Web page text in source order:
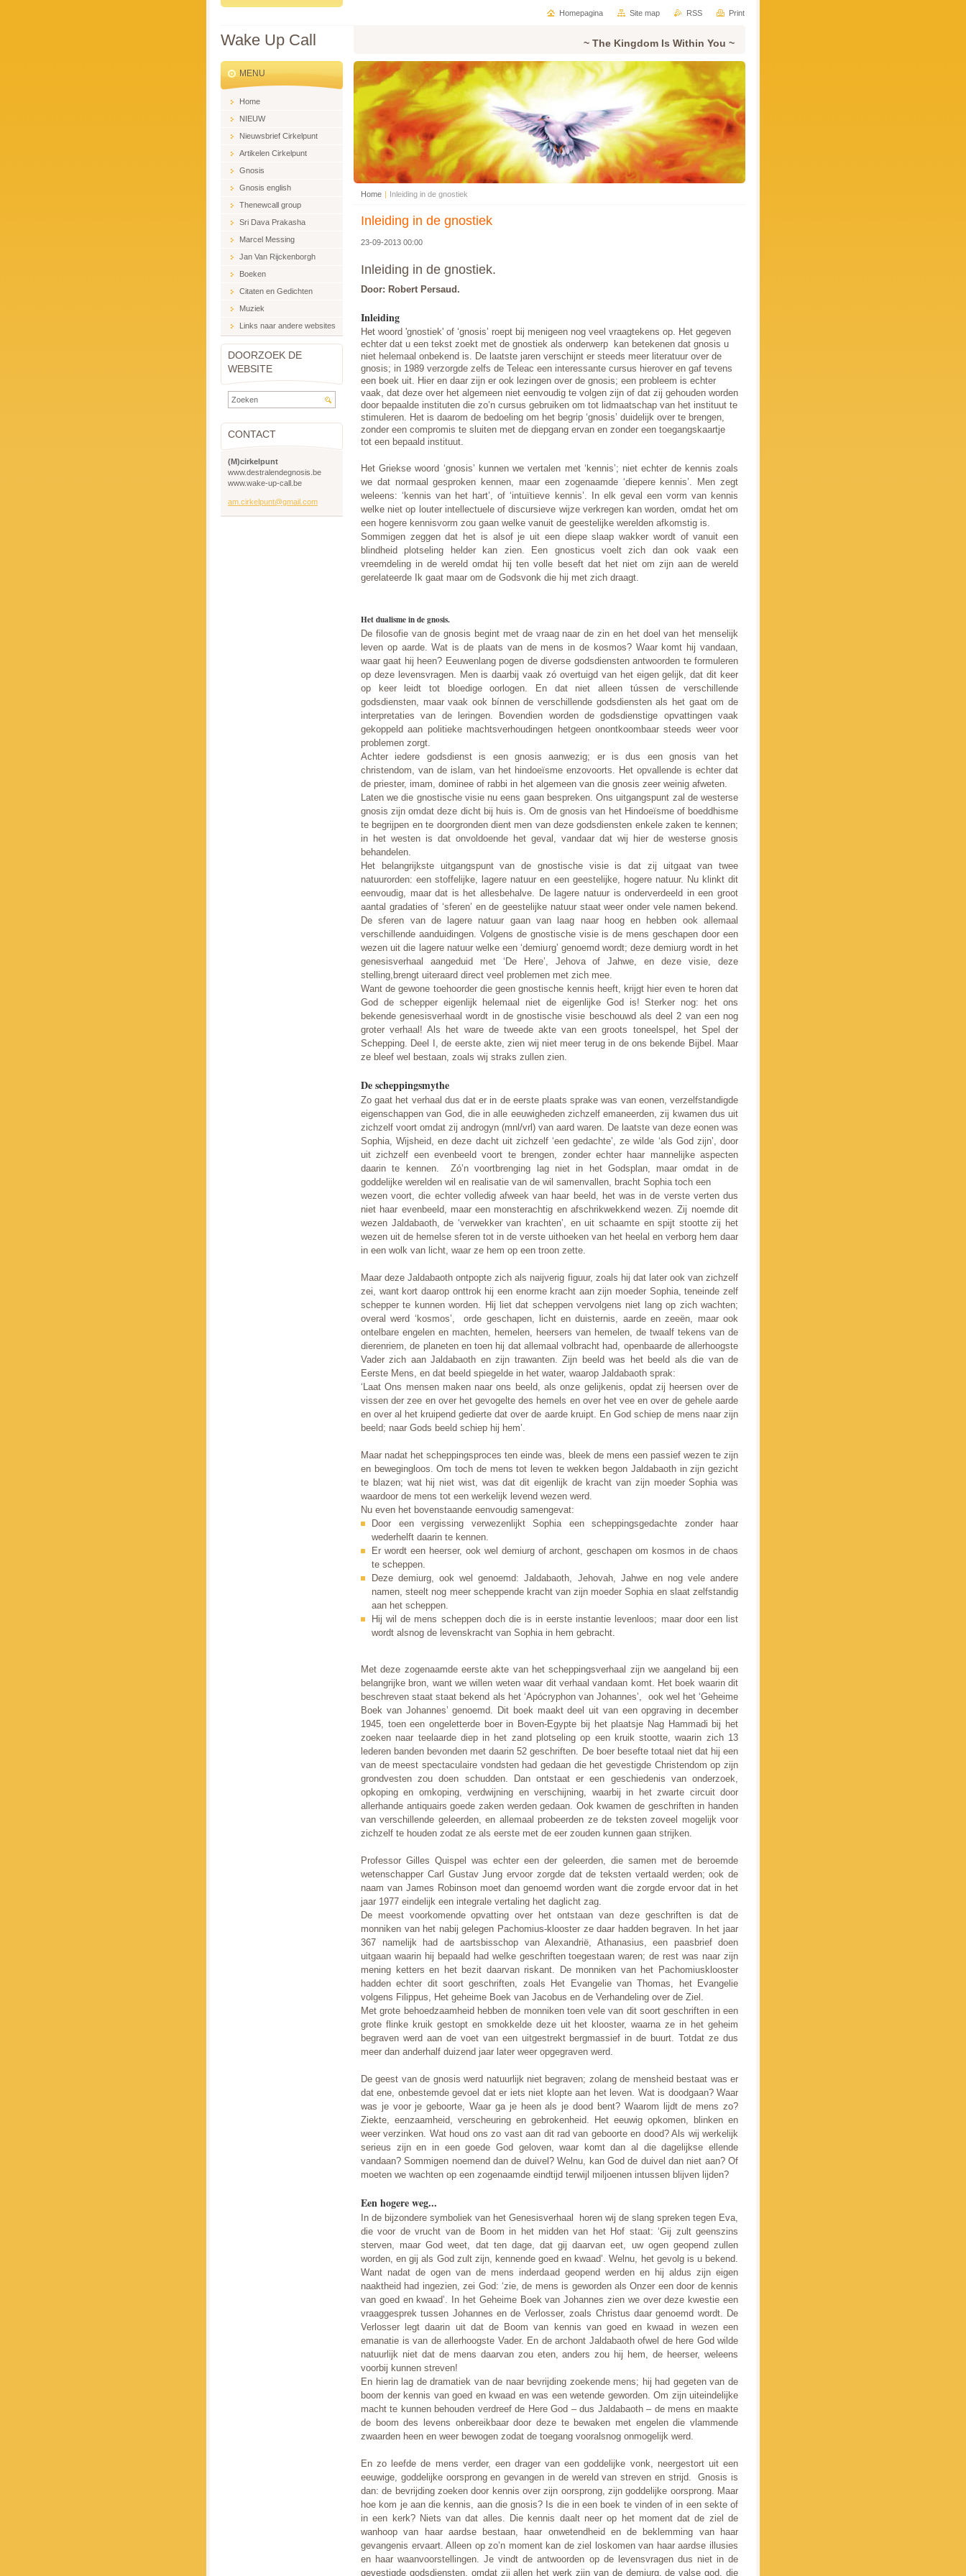
Wake Up Call ~ The Kingdom Is Within You ~
Home | Inleiding in de gnostiek
Inleiding in de gnostiek
23-09-2013 00:00
Inleiding in de gnostiek.
Door: Robert Persaud.
Inleiding
Het woord 'gnostiek' of ‘gnosis’ roept bij menigeen nog veel vraagtekens op. Het gegeven
echter dat u een tekst zoekt met de gnostiek als onderwerp kan betekenen dat gnosis u
niet helemaal onbekend is. De laatste jaren verschijnt er steeds meer literatuur over de
gnosis; in 1989 verzorgde zelfs de Teleac een interessante cursus hierover en gaf tevens
een boek uit. Hier en daar zijn er ook lezingen over de gnosis; een probleem is echter
vaak, dat deze over het algemeen niet eenvoudig te volgen zijn of dat zij gehouden worden
door bepaalde instituten die zo’n cursus gebruiken om tot lidmaatschap van het instituut te
stimuleren. Het is daarom de bedoeling om het begrip ‘gnosis’ duidelijk over te brengen,
zonder een compromis te sluiten met de diepgang ervan en zonder een toegangskaartje
tot een bepaald instituut.
Het Griekse woord ‘gnosis’ kunnen we vertalen met ‘kennis’; niet echter de kennis zoals
we dat normaal gesproken kennen, maar een zogenaamde ‘diepere kennis’. Men zegt
weleens: ‘kennis van het hart’, of ‘intuïtieve kennis’. In elk geval een vorm van kennis
welke niet op louter intellectuele of discursieve wijze verkregen kan worden, omdat het om
een hogere kennisvorm zou gaan welke vanuit de geestelijke werelden afkomstig is.
Sommigen zeggen dat het is alsof je uit een diepe slaap wakker wordt of vanuit een
blindheid plotseling helder kan zien. Een gnosticus voelt zich dan ook vaak een
vreemdeling in de wereld omdat hij ten volle beseft dat het niet om zijn aan de wereld
gerelateerde Ik gaat maar om de Godsvonk die hij met zich draagt.
Het dualisme in de gnosis.
De filosofie van de gnosis begint met de vraag naar de zin en het doel van het menselijk
leven op aarde. Wat is de plaats van de mens in de kosmos? Waar komt hij vandaan,
waar gaat hij heen? Eeuwenlang pogen de diverse godsdiensten antwoorden te formuleren
op deze levensvragen. Men is daarbij vaak zó overtuigd van het eigen gelijk, dat dit keer
op keer leidt tot bloedige oorlogen. En dat niet alleen tússen de verschillende
godsdiensten, maar vaak ook bínnen de verschillende godsdiensten als het gaat om de
interpretaties van de leringen. Bovendien worden de godsdienstige opvattingen vaak
gekoppeld aan politieke machtsverhoudingen hetgeen onontkoombaar steeds weer voor
problemen zorgt.
Achter iedere godsdienst is een gnosis aanwezig; er is dus een gnosis van het
christendom, van de islam, van het hindoeïsme enzovoorts. Het opvallende is echter dat
de priester, imam, dominee of rabbi in het algemeen van die gnosis zeer weinig afweten.
Laten we die gnostische visie nu eens gaan bespreken. Ons uitgangspunt zal de westerse
gnosis zijn omdat deze dicht bij huis is. Om de gnosis van het Hindoeïsme of boeddhisme
te begrijpen en te doorgronden dient men van deze godsdiensten enkele zaken te kennen;
in het westen is dat onvoldoende het geval, vandaar dat wij hier de westerse gnosis
behandelen.
Het belangrijkste uitgangspunt van de gnostische visie is dat zij uitgaat van twee
natuurorden: een stoffelijke, lagere natuur en een geestelijke, hogere natuur. Nu klinkt dit
eenvoudig, maar dat is het allesbehalve. De lagere natuur is onderverdeeld in een groot
aantal gradaties of ‘sferen’ en de geestelijke natuur staat weer onder vele namen bekend.
De sferen van de lagere natuur gaan van laag naar hoog en hebben ook allemaal
verschillende aanduidingen. Volgens de gnostische visie is de mens geschapen door een
wezen uit die lagere natuur welke een ‘demiurg’ genoemd wordt; deze demiurg wordt in het
genesisverhaal aangeduid met ‘De Here’, Jehova of Jahwe, en deze visie, deze
stelling,brengt uiteraard direct veel problemen met zich mee.
Want de gewone toehoorder die geen gnostische kennis heeft, krijgt hier even te horen dat
God de schepper eigenlijk helemaal niet de eigenlijke God is! Sterker nog: het ons
bekende genesisverhaal wordt in de gnostische visie beschouwd als deel 2 van een nog
groter verhaal! Als het ware de tweede akte van een groots toneelspel, het Spel der
Schepping. Deel I, de eerste akte, zien wij niet meer terug in de ons bekende Bijbel. Maar
ze bleef wel bestaan, zoals wij straks zullen zien.
De scheppingsmythe
Zo gaat het verhaal dus dat er in de eerste plaats sprake was van eonen, verzelfstandigde
eigenschappen van God, die in alle eeuwigheden zichzelf emaneerden, zij kwamen dus uit
zichzelf voort omdat zij androgyn (mnl/vrl) van aard waren. De laatste van deze eonen was
Sophia, Wijsheid, en deze dacht uit zichzelf ‘een gedachte’, ze wilde ‘als God zijn’, door
uit zichzelf een evenbeeld voort te brengen, zonder echter haar mannelijke aspecten
daarin te kennen. Zó’n voortbrenging lag niet in het Godsplan, maar omdat in de
goddelijke werelden wil en realisatie van de wil samenvallen, bracht Sophia toch een
wezen voort, die echter volledig afweek van haar beeld, het was in de verste verten dus
niet haar evenbeeld, maar een monsterachtig en afschrikwekkend wezen. Zij noemde dit
wezen Jaldabaoth, de ‘verwekker van krachten’, en uit schaamte en spijt stootte zij het
wezen uit de hemelse sferen tot in de verste uithoeken van het heelal en verborg hem daar
in een wolk van licht, waar ze hem op een troon zette.
Maar deze Jaldabaoth ontpopte zich als naijverig figuur, zoals hij dat later ook van zichzelf
zei, want kort daarop onttrok hij een enorme kracht aan zijn moeder Sophia, teneinde zelf
schepper te kunnen worden. Hij liet dat scheppen vervolgens niet lang op zich wachten;
overal werd ‘kosmos’, orde geschapen, licht en duisternis, aarde en zeeën, maar ook
ontelbare engelen en machten, hemelen, heersers van hemelen, de twaalf tekens van de
dierenriem, de planeten en toen hij dat allemaal volbracht had, openbaarde de allerhoogste
Vader zich aan Jaldabaoth en zijn trawanten. Zijn beeld was het beeld als die van de
Eerste Mens, en dat beeld spiegelde in het water, waarop Jaldabaoth sprak:
‘Laat Ons mensen maken naar ons beeld, als onze gelijkenis, opdat zij heersen over de
vissen der zee en over het gevogelte des hemels en over het vee en over de gehele aarde
en over al het kruipend gedierte dat over de aarde kruipt. En God schiep de mens naar zijn
beeld; naar Gods beeld schiep hij hem’.
Maar nadat het scheppingsproces ten einde was, bleek de mens een passief wezen te zijn
en bewegingloos. Om toch de mens tot leven te wekken begon Jaldabaoth in zijn gezicht
te blazen; wat hij niet wist, was dat dit eigenlijk de kracht van zijn moeder Sophia was
waardoor de mens tot een werkelijk levend wezen werd.
Nu even het bovenstaande eenvoudig samengevat:
Door een vergissing verwezenlijkt Sophia een scheppingsgedachte zonder haar
wederhelft daarin te kennen.
Er wordt een heerser, ook wel demiurg of archont, geschapen om kosmos in de chaos
te scheppen.
Deze demiurg, ook wel genoemd: Jaldabaoth, Jehovah, Jahwe en nog vele andere
namen, steelt nog meer scheppende kracht van zijn moeder Sophia en slaat zelfstandig
aan het scheppen.
Hij wil de mens scheppen doch die is in eerste instantie levenloos; maar door een list
wordt alsnog de levenskracht van Sophia in hem gebracht.
Met deze zogenaamde eerste akte van het scheppingsverhaal zijn we aangeland bij een
belangrijke bron, want we willen weten waar dit verhaal vandaan komt. Het boek waarin dit
beschreven staat staat bekend als het ‘Apócryphon van Johannes’, ook wel het ‘Geheime
Boek van Johannes’ genoemd. Dit boek maakt deel uit van een opgraving in december
1945, toen een ongeletterde boer in Boven-Egypte bij het plaatsje Nag Hammadi bij het
zoeken naar teelaarde diep in het zand plotseling op een kruik stootte, waarin zich 13
lederen banden bevonden met daarin 52 geschriften. De boer besefte totaal niet dat hij een
van de meest spectaculaire vondsten had gedaan die het gevestigde Christendom op zijn
grondvesten zou doen schudden. Dan ontstaat er een geschiedenis van onderzoek,
opkoping en omkoping, verdwijning en verschijning, waarbij in het zwarte circuit door
allerhande antiquairs goede zaken werden gedaan. Ook kwamen de geschriften in handen
van verschillende geleerden, en allemaal probeerden ze de teksten zoveel mogelijk voor
zichzelf te houden zodat ze als eerste met de eer zouden kunnen gaan strijken.
Professor Gilles Quispel was echter een der geleerden, die samen met de beroemde
wetenschapper Carl Gustav Jung ervoor zorgde dat de teksten vertaald werden; ook de
naam van James Robinson moet dan genoemd worden want die zorgde ervoor dat in het
jaar 1977 eindelijk een integrale vertaling het daglicht zag.
De meest voorkomende opvatting over het ontstaan van deze geschriften is dat de
monniken van het nabij gelegen Pachomius-klooster ze daar hadden begraven. In het jaar
367 namelijk had de aartsbisschop van Alexandrië, Athanasius, een paasbrief doen
uitgaan waarin hij bepaald had welke geschriften toegestaan waren; de rest was naar zijn
mening ketters en het bezit daarvan riskant. De monniken van het Pachomiusklooster
hadden echter dit soort geschriften, zoals Het Evangelie van Thomas, het Evangelie
volgens Filippus, Het geheime Boek van Jacobus en de Verhandeling over de Ziel.
Met grote behoedzaamheid hebben de monniken toen vele van dit soort geschriften in een
grote flinke kruik gestopt en smokkelde deze uit het klooster, waarna ze in het geheim
begraven werd aan de voet van een uitgestrekt bergmassief in de buurt. Totdat ze dus
meer dan anderhalf duizend jaar later weer opgegraven werd.
De geest van de gnosis werd natuurlijk niet begraven; zolang de mensheid bestaat was er
dat ene, onbestemde gevoel dat er iets niet klopte aan het leven. Wat is doodgaan? Waar
was je voor je geboorte, Waar ga je heen als je dood bent? Waarom lijdt de mens zo?
Ziekte, eenzaamheid, verscheuring en gebrokenheid. Het eeuwig opkomen, blinken en
weer verzinken. Wat houd ons zo vast aan dit rad van geboorte en dood? Als wij werkelijk
serieus zijn en in een goede God geloven, waar komt dan al die dagelijkse ellende
vandaan? Sommigen noemend dan de duivel? Welnu, kan God de duivel dan niet aan? Of
moeten we wachten op een zogenaamde eindtijd terwijl miljoenen intussen blijven lijden?
Een hogere weg...
In de bijzondere symboliek van het Genesisverhaal horen wij de slang spreken tegen Eva,
die voor de vrucht van de Boom in het midden van het Hof staat: ‘Gij zult geenszins
sterven, maar God weet, dat ten dage, dat gij daarvan eet, uw ogen geopend zullen
worden, en gij als God zult zijn, kennende goed en kwaad’. Welnu, het gevolg is u bekend.
Want nadat de ogen van de mens inderdaad geopend werden en hij aldus zijn eigen
naaktheid had ingezien, zei God: ‘zie, de mens is geworden als Onzer een door de kennis
van goed en kwaad’. In het Geheime Boek van Johannes zien we over deze kwestie een
vraaggesprek tussen Johannes en de Verlosser, zoals Christus daar genoemd wordt. De
Verlosser legt daarin uit dat de Boom van kennis van goed en kwaad in wezen een
emanatie is van de allerhoogste Vader. En de archont Jaldabaoth ofwel de here God wilde
natuurlijk niet dat de mens daarvan zou eten, anders zou hij hem, de heerser, weleens
voorbij kunnen streven!
En hierin lag de dramatiek van de naar bevrijding zoekende mens; hij had gegeten van de
boom der kennis van goed en kwaad en was een wetende geworden. Om zijn uiteindelijke
macht te kunnen behouden verdreef de Here God – dus Jaldabaoth – de mens en maakte
de boom des levens onbereikbaar door deze te bewaken met engelen die vlammende
zwaarden heen en weer bewogen zodat de toegang vooralsnog onmogelijk werd.
En zo leefde de mens verder, een drager van een goddelijke vonk, neergestort uit een
eeuwige, goddelijke oorsprong en gevangen in de wereld van streven en strijd. Gnosis is
dan: de bevrijding zoeken door kennis over zijn oorsprong, zijn goddelijke oorsprong. Maar
hoe kom je aan die kennis, aan die gnosis? Is die in een boek te vinden of in een sekte of
in een kerk? Niets van dat alles. Die kennis daalt neer op het moment dat de ziel de
wanhoop van haar aardse bestaan, haar onwetendheid en de beklemming van haar
gevangenis ervaart. Alleen op zo’n moment kan de ziel loskomen van haar aardse illusies
en haar waanvoorstellingen. Je vindt de antwoorden op de levensvragen dus niet in de
gevestigde godsdiensten, omdat zij allen het werk zijn van de demiurg, de valse god, die
MENU
Home
NIEUW
Nieuwsbrief Cirkelpunt
Artikelen Cirkelpunt
Gnosis
Gnosis english
Thenewcall group
Sri Dava Prakasha
Marcel Messing
Jan Van Rijckenborgh
Boeken
Citaten en Gedichten
Muziek
Links naar andere websites
DOORZOEK DE
WEBSITE
CONTACT
(M)cirkelpunt
www.destralendegnosis.be
www.wake-up-call.be
am.cirkelpunt@gmail.com
Homepagina Site map RSS Print